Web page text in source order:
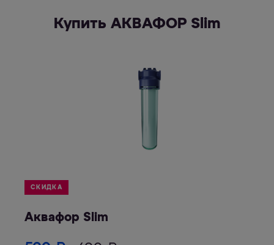
Купить АКВАФОР Slim
СКИДКА
Аквафор Slim